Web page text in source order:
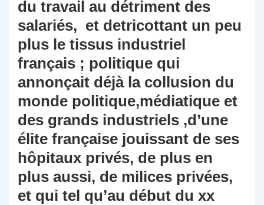
du travail au détriment des
salariés, et detricottant un peu
plus le tissus industriel
français ; politique qui
annonçait déjà la collusion du
monde politique,médiatique et
des grands industriels ,d’une
élite française jouissant de ses
hôpitaux privés, de plus en
plus aussi, de milices privées,
et qui tel qu’au début du xx